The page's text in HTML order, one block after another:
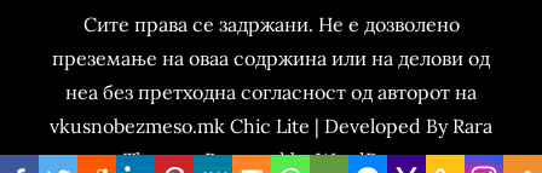
Сите права се задржани. Не е дозволено
преземање на оваа содржина или на делови од
неа без претходна согласност од авторот на
vkusnobezmeso.mk Chic Lite | Developed By Rara
Themes. Powered byWordPress.